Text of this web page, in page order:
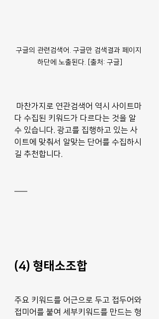
구글의 관련검색어. 구글만 검색결과 페이지
하단에 노출된다. [출처: 구글]
다 수집된 키워드가 다르다는 것을 알
수 있습니다. 광고를 집행하고 있는 사
이트에 맞춰서 알맞는 단어를 수집하시
길 추천합니다.
(4) 형태소조합
주요 키워드를 어근으로 두고 접두어와
접미어를 붙여 세부키워드를 만드는 형